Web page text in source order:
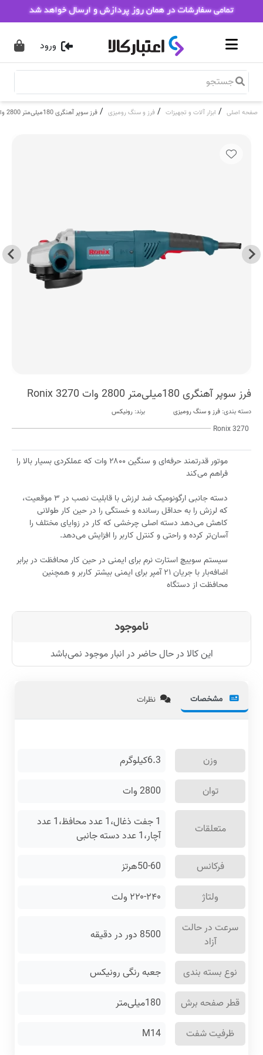
ورود
صفحه اصلی / ابزار آلات و تجهیزات / فرز و سنگ رومیزی / فرز سوپر آهنگری 180میلی‌متر 2800 وات Ronix 3270
فرز سوپر آهنگری 180میلی‌متر 2800 وات Ronix 3270
دسته بندی: فرز و سنگ رومیزی برند: رونیکس
Ronix 3270
موتور قدرتمند حرفه‌ای و سنگین ۲۸۰۰ وات که عملکردی بسیار بالا را
فراهم می‌کند
دسته جانبی ارگونومیک ضد لرزش با قابلیت نصب در ۳ موقعیت،
که لرزش را به حداقل رسانده و خستگی را در حین کار طولانی
کاهش می‌دهد دسته اصلی چرخشی که کار در زوایای مختلف را
آسان‌تر کرده و راحتی و کنترل کاربر را افزایش می‌دهد.
سیستم سوییچ استارت نرم برای ایمنی در حین کار محافظت در برابر
اضافه‌بار با جریان ۲۱ آمپر برای ایمنی بیشتر کاربر و همچنین
محافظت از دستگاه
ناموجود
این کالا در حال حاضر در انبار موجود نمی‌باشد
مشخصات نظرات
وزن
6.3کیلوگرم
توان
2800 وات
متعلقات
1 جفت ذغال،1 عدد محافظ،1 عدد
آچار،1 عدد دسته جانبی
فرکانس
50-60هرتز
ولتاژ
۲۲۰-۲۴۰ ولت
سرعت در حالت
آزاد
8500 دور در دقیقه
نوع بسته ‌بندی
جعبه رنگی رونیکس
قطر صفحه برش
180میلی‌متر
ظرفیت شفت
M14